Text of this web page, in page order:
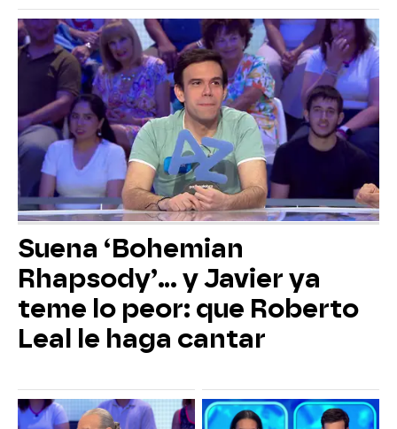
Suena ‘Bohemian
Rhapsody’... y Javier ya
teme lo peor: que Roberto
Leal le haga cantar